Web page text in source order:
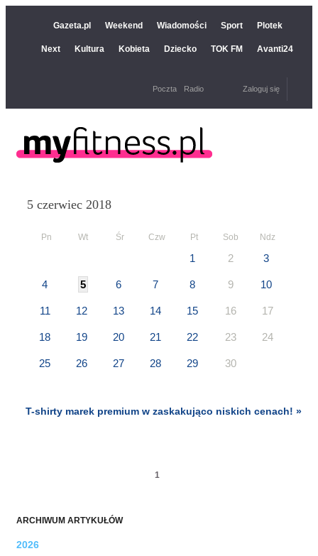
Gazeta.pl Weekend Wiadomości Sport Plotek
Next Kultura Kobieta Dziecko TOK FM Avanti24
Poczta Radio Zaloguj się
ARCHIWUM ARTYKUŁÓW
2026
5 czerwiec 2018
Pn Wt Śr Czw Pt Sob Ndz
1 2 3
4 5 6 7 8 9 10
11 12 13 14 15 16 17
18 19 20 21 22 23 24
25 26 27 28 29 30
T-shirty marek premium w zaskakująco niskich cenach! »
1